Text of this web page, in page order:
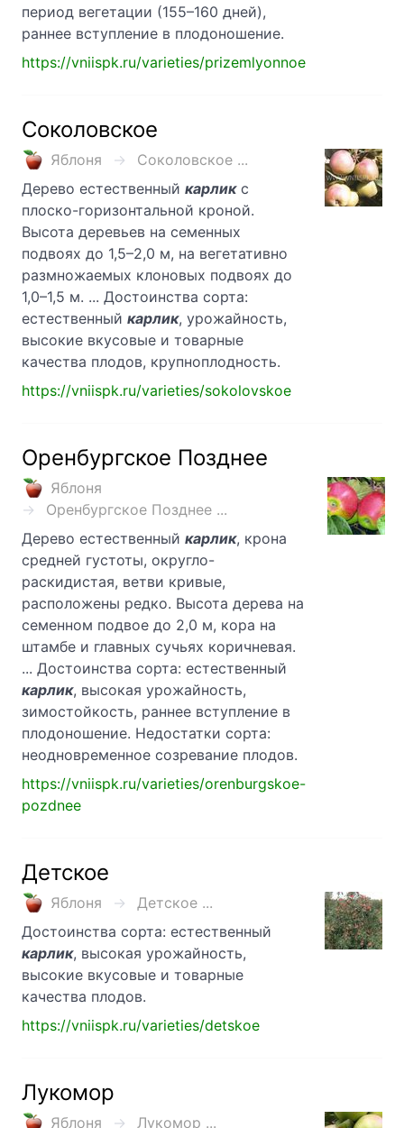
период вегетации (155–160 дней),
раннее вступление в плодоношение.
https://vniispk.ru/varieties/prizemlyonnoe
Соколовское
Яблоня
Соколовское ...
Дерево естественный карликс
плоско-горизонтальной кроной.
Высота деревьев на семенных
подвоях до 1,5–2,0 м, на вегетативно
размножаемых клоновых подвоях до
1,0–1,5 м. ... Достоинства сорта:
естественный карлик, урожайность,
высокие вкусовые и товарные
качества плодов, крупноплодность.
https://vniispk.ru/varieties/sokolovskoe
Оренбургское Позднее
Яблоня
Оренбургское Позднее ...
Дерево естественный карлик, крона
средней густоты, округло-
раскидистая, ветви кривые,
расположены редко. Высота дерева на
семенном подвое до 2,0 м, кора на
штамбе и главных сучьях коричневая.
... Достоинства сорта: естественный
карлик, высокая урожайность,
зимостойкость, раннее вступление в
плодоношение. Недостатки сорта:
неодновременное созревание плодов.
https://vniispk.ru/varieties/orenburgskoe-
pozdnee
Детское
Яблоня
Детское ...
Достоинства сорта: естественный
карлик, высокая урожайность,
высокие вкусовые и товарные
качества плодов.
https://vniispk.ru/varieties/detskoe
Лукомор
Яблоня
Лукомор ...